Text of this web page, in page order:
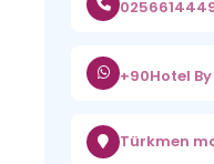
+90Hotel
Türkmen